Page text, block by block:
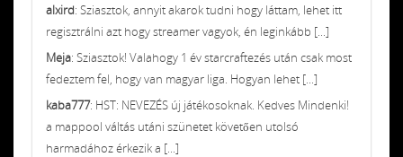
alxird: Sziasztok, annyit akarok tudni hogy láttam, lehet itt
regisztrálni azt hogy streamer vagyok, én leginkább [...]
Meja: Sziasztok! Valahogy 1 év starcraftezés után csak most
fedeztem fel, hogy van magyar liga. Hogyan lehet [...]
kaba777: HST: NEVEZÉS új játékosoknak. Kedves Mindenki!
a mappool váltás utáni szünetet követően utolsó
harmadához érkezik a [...]